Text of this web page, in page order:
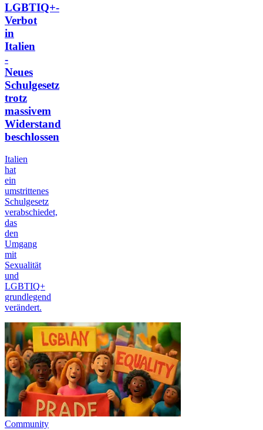
LGBTIQ+-
Verbot
in
Italien
-
Neues
Schulgesetz
trotz
massivem
Widerstand
beschlossen
Italien
hat
ein
umstrittenes
Schulgesetz
verabschiedet,
das
den
Umgang
mit
Sexualität
und
LGBTIQ+
grundlegend
verändert.
Community